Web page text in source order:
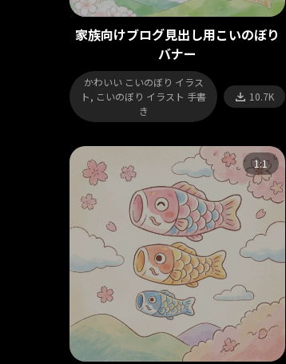
家族向けブログ見出し用こいのぼり
バナー
かわいい こいのぼり イラス
ト, こいのぼり イラスト 手書
き
10.7K
1:1